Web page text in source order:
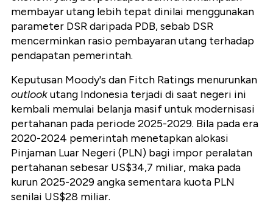
membayar utang lebih tepat dinilai menggunakan
parameter DSR daripada PDB, sebab DSR
mencerminkan rasio pembayaran utang terhadap
pendapatan pemerintah.
Keputusan Moody's dan Fitch Ratings menurunkan
outlookutang Indonesia terjadi di saat negeri ini
kembali memulai belanja masif untuk modernisasi
pertahanan pada periode 2025-2029. Bila pada era
2020-2024 pemerintah menetapkan alokasi
Pinjaman Luar Negeri (PLN) bagi impor peralatan
pertahanan sebesar US$34,7 miliar, maka pada
kurun 2025-2029 angka sementara kuota PLN
senilai US$28 miliar.